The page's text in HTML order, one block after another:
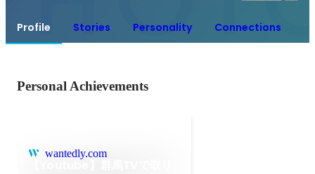
Profile Stories Personality Connections
Personal Achievements
wantedly.com